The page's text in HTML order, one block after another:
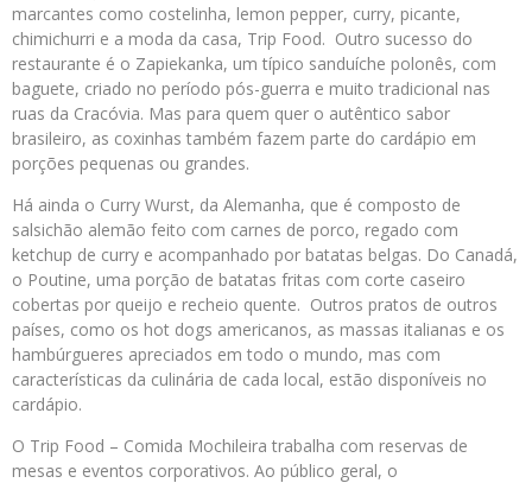
marcantes como costelinha, lemon pepper, curry, picante,
chimichurri e a moda da casa, Trip Food. Outro sucesso do
restaurante é o Zapiekanka, um típico sanduíche polonês, com
baguete, criado no período pós-guerra e muito tradicional nas
ruas da Cracóvia. Mas para quem quer o autêntico sabor
brasileiro, as coxinhas também fazem parte do cardápio em
porções pequenas ou grandes.
Há ainda o Curry Wurst, da Alemanha, que é composto de
salsichão alemão feito com carnes de porco, regado com
ketchup de curry e acompanhado por batatas belgas. Do Canadá,
o Poutine, uma porção de batatas fritas com corte caseiro
cobertas por queijo e recheio quente. Outros pratos de outros
países, como os hot dogs americanos, as massas italianas e os
hambúrgueres apreciados em todo o mundo, mas com
características da culinária de cada local, estão disponíveis no
cardápio.
O Trip Food – Comida Mochileira trabalha com reservas de
mesas e eventos corporativos. Ao público geral, o